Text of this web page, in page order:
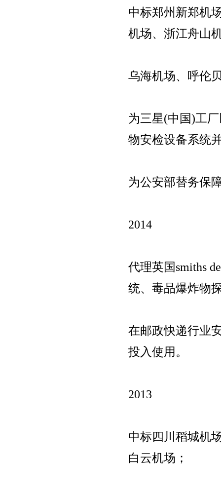
中标郑州新郑机
机场、浙江舟山
乌海机场、呼伦
为三星(中国)工
物安检设备系统
为公安部替务保
2014
代理英国smiths
统、毒品爆炸物
在邮政快递行业
投入使用。
2013
中标四川稻城机
白云机场；